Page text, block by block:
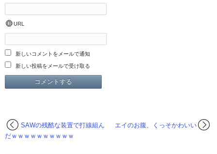
URL
新しいコメントをメールで通知
新しい投稿をメールで受け取る
エイのお腹、くっそかわいい
SAWの残酷な装置で打線組ん
だｗｗｗｗｗｗｗｗｗｗ